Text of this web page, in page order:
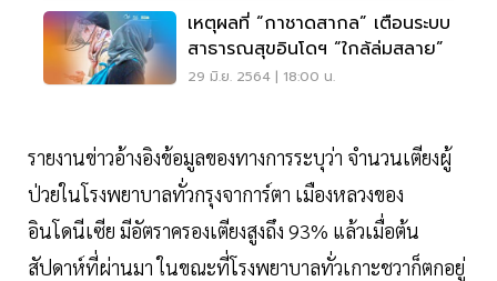
เหตุผลที่ “กาชาดสากล” เตือนระบบ
สาธารณสุขอินโดฯ “ใกล้ล่มสลาย”
29 มิ.ย. 2564 | 18:00 น.
รายงานข่าวอ้างอิงข้อมูลของทางการระบุว่า จำนวนเตียงผู้
ป่วยในโรงพยาบาลทั่วกรุงจาการ์ตา เมืองหลวงของ
อินโดนีเซีย มีอัตราครองเตียงสูงถึง 93% แล้วเมื่อต้น
สัปดาห์ที่ผ่านมา ในขณะที่โรงพยาบาลทั่วเกาะชวาก็ตกอยู่